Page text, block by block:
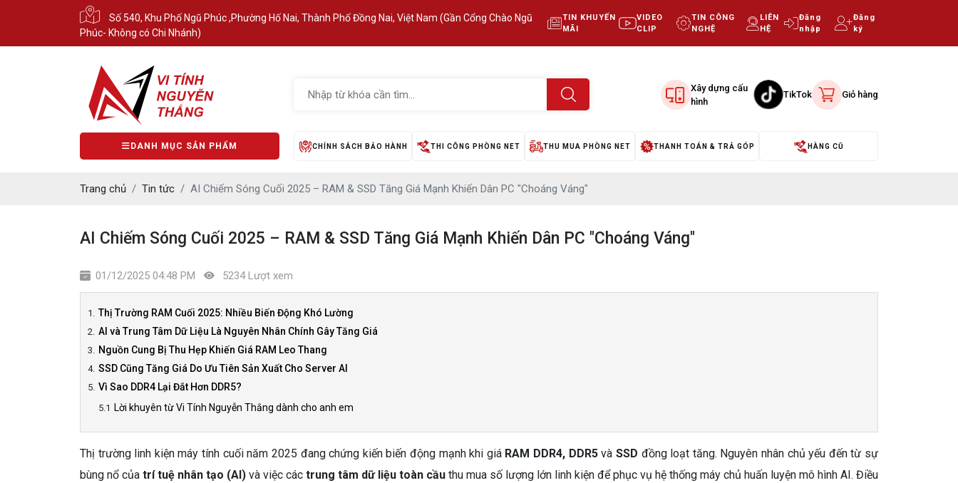
Số 540, Khu Phố Ngũ Phúc ,Phường Hố Nai, Thành Phố Đồng Nai, Việt Nam (Gần Cổng Chào Ngũ
Phúc- Không có Chi Nhánh)
TIN KHUYẾN
MÃI
VIDEO
CLIP
TIN CÔNG
NGHỆ
LIÊN
HỆ
Đăng
nhập
Đăng
ký
Xây dựng cấu
hình
TikTok Giỏ hàng
DANH MỤC SẢN PHẨM CHÍNH SÁCH BẢO HÀNH THI CÔNG PHÒNG NET THU MUA PHÒNG NET THANH TOÁN & TRẢ GÓP HÀNG CŨ
Trang chủ Tin tức AI Chiếm Sóng Cuối 2025 – RAM & SSD Tăng Giá Mạnh Khiến Dân PC "Choáng Váng"
AI Chiếm Sóng Cuối 2025 – RAM & SSD Tăng Giá Mạnh Khiến Dân PC "Choáng Váng"
01/12/2025 04:48 PM 5234 Lượt xem
Thị Trường RAM Cuối 2025: Nhiều Biến Động Khó Lường
AI và Trung Tâm Dữ Liệu Là Nguyên Nhân Chính Gây Tăng Giá
Nguồn Cung Bị Thu Hẹp Khiến Giá RAM Leo Thang
SSD Cũng Tăng Giá Do Ưu Tiên Sản Xuất Cho Server AI
Vì Sao DDR4 Lại Đắt Hơn DDR5?
Lời khuyên từ Vi Tính Nguyễn Thắng dành cho anh em
Thị trường linh kiện máy tính cuối năm 2025 đang chứng kiến biến động mạnh khi giá RAM DDR4, DDR5và SSD đồng loạt tăng. Nguyên nhân chủ yếu đến từ sự
bùng nổ của trí tuệ nhân tạo (AI) và việc các trung tâm dữ liệu toàn cầu thu mua số lượng lớn linh kiện để phục vụ hệ thống máy chủ huấn luyện mô hình AI. Điều